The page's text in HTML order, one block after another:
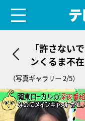
「許さない
ンくるま不
ーク
（写真ギャラリー 2/5）